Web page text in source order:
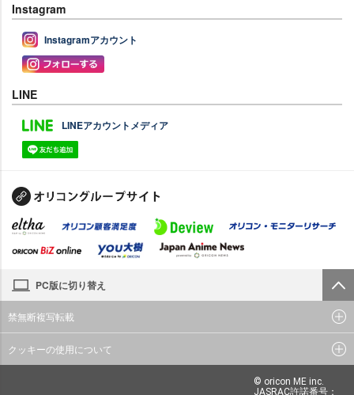
Instagram
Instagramアカウント
LINE
LINEアカウントメディア
PC版に切り替え
禁無断複写転載
クッキーの使用について
© oricon ME inc.
JASRAC許諾番号：